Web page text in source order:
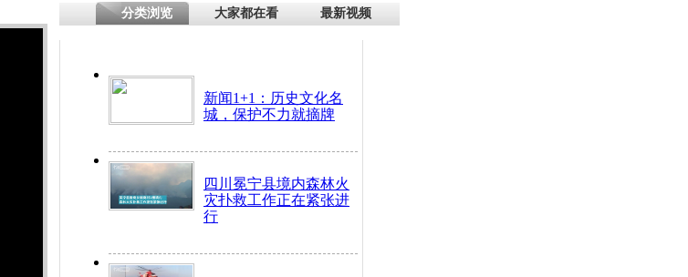
分类浏览 大家都在看 最新视频
新闻1+1：历史文化名
城，保护不力就摘牌
四川冕宁县境内森林火
灾扑救工作正在紧张进
行